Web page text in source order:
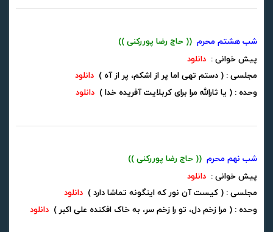
شب هشتم محرم (( حاج رضا پوررکنی ))
پیش خوانی : دانلود
مجلسی : ( دستم تهی اما پر از اشکم، پر از آه ) دانلود
وحده : ( یا ثارالله مرا برای کربلایت آفریده خدا ) دانلود
شب نهم محرم (( حاج رضا پوررکنی ))
پیش خوانی : دانلود
مجلسی : ( کیست آن نور که اینگونه تماشا دارد ) دانلود
وحده : ( مرا زخم دل، تو را زخم سر، به خاک افکنده علی اکبر ) دانلود